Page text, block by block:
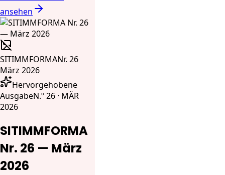
ansehen
SITIMMFORMANr. 26
März 2026
Hervorgehobene
AusgabeN.º 26 · MÄR
2026
SITIMMFORMA
Nr. 26 — März
2026